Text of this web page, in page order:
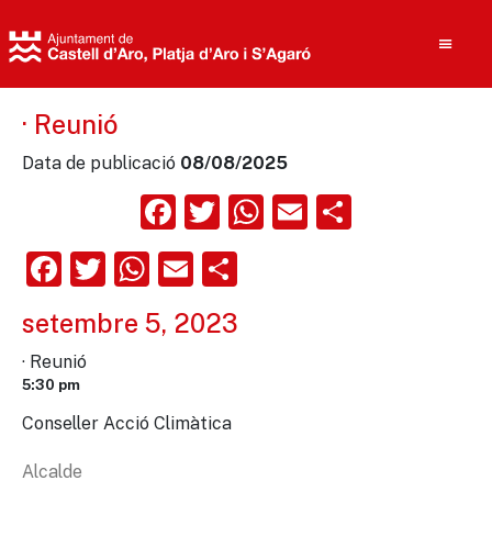
· Reunió
Data de publicació 08/08/2025
Facebook
Twitter
WhatsApp
Email
Facebook
Twitter
WhatsApp
Email
setembre 5, 2023
· Reunió
5:30 pm
Conseller Acció Climàtica
Alcalde